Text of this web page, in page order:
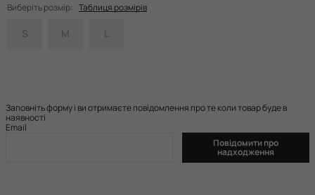
Виберіть розмір: Таблиця розмірів
S M L
Заповніть форму і ви отримаєте повідомлення про те коли товар буде в
наявності
Email
Повідомити про
надходження